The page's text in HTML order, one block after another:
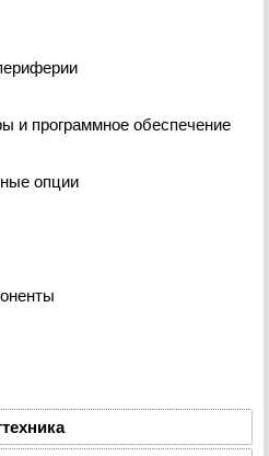
и программное обеспечение
опции